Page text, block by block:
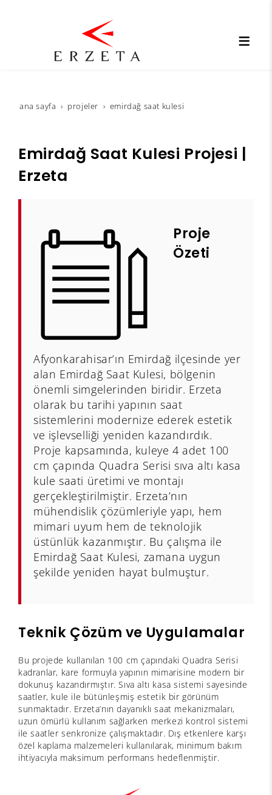
ana sayfa projeler emirdağ saat kulesi
Emirdağ Saat Kulesi Projesi |
Erzeta
Proje
Özeti
Afyonkarahisar’ın Emirdağ ilçesinde yer
alan Emirdağ Saat Kulesi, bölgenin
önemli simgelerinden biridir. Erzeta
olarak bu tarihi yapının saat
sistemlerini modernize ederek estetik
ve işlevselliği yeniden kazandırdık.
Proje kapsamında, kuleye 4 adet 100
cm çapında Quadra Serisi sıva altı kasa
kule saati üretimi ve montajı
gerçekleştirilmiştir. Erzeta’nın
mühendislik çözümleriyle yapı, hem
mimari uyum hem de teknolojik
üstünlük kazanmıştır. Bu çalışma ile
Emirdağ Saat Kulesi, zamana uygun
şekilde yeniden hayat bulmuştur.
Teknik Çözüm ve Uygulamalar
Bu projede kullanılan 100 cm çapındaki Quadra Serisi
kadranlar, kare formuyla yapının mimarisine modern bir
dokunuş kazandırmıştır. Sıva altı kasa sistemi sayesinde
saatler, kule ile bütünleşmiş estetik bir görünüm
sunmaktadır. Erzeta’nın dayanıklı saat mekanizmaları,
uzun ömürlü kullanım sağlarken merkezi kontrol sistemi
ile saatler senkronize çalışmaktadır. Dış etkenlere karşı
özel kaplama malzemeleri kullanılarak, minimum bakım
ihtiyacıyla maksimum performans hedeflenmiştir.